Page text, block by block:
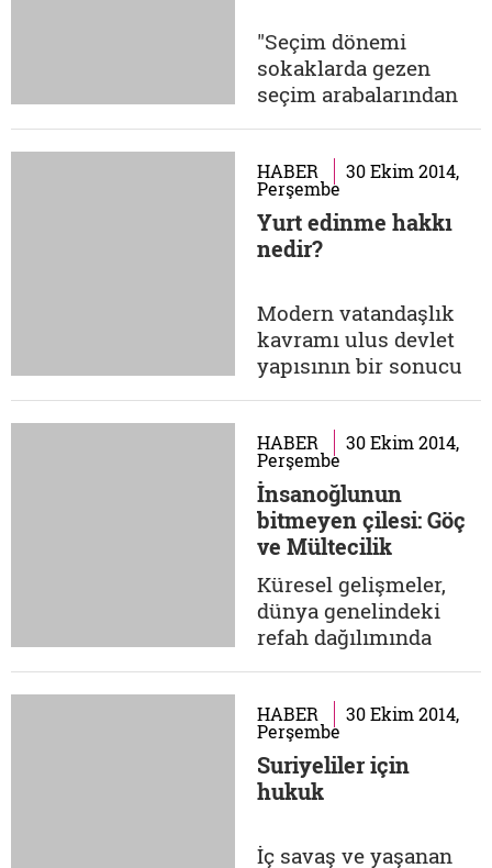
Lübnan'da alçı işi ile
uğraşıyor. Suriye'deki
iç savaşta evlerini
kaybediyorlar, tüm
aile...
"Seçim dönemi
sokaklarda gezen
seçim arabalarından
arkadaşlarıma çok
kızıyorum. Seçim
arabalarından gelen
seslerin benim için ne
biliyor musunuz? O
gürültüler, müzikler, o
hoşlanmadığınız
sesler demokrasinin
sesidir....
HABER 30 Ekim 2014,
Perşembe
Yurt edinme hakkı
nedir?
Modern vatandaşlık
kavramı ulus devlet
yapısının bir sonucu
devletlerin katı 'sınır'
uygulamaları
bireylerin farklı ülke
vatandaşı olma
seçeneklerini önemli
ölçüde sınırlamıştır.
20'nci yüzyılda
gelişen ve yoğunlaşan
vize uygulamaları...
HABER 30 Ekim 2014,
Perşembe
İnsanoğlunun
bitmeyen çilesi: Göç
ve Mültecilik
Küresel gelişmeler,
dünya genelindeki
refah dağılımında
siyasal ve ekonomik
açıdan istikrarsız
yapıda olması,
insanların daha iyi
ulaşmak ya da
HABER 30 Ekim 2014,
Perşembe
Suriyeliler için
hukuk
İç savaş ve yaşanan